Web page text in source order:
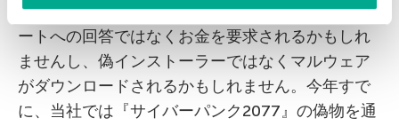
す。例えば、ライセンスキーと引き換えにアンケ
ートへの回答ではなくお金を要求されるかもしれ
ませんし、偽インストーラーではなくマルウェア
がダウンロードされるかもしれません。今年すで
に、当社では『サイバーパンク2077』の偽物を通